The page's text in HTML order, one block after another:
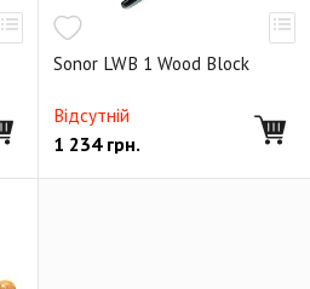
Sonor LWB 1 Wood Block
Відсутній
1 234грн.